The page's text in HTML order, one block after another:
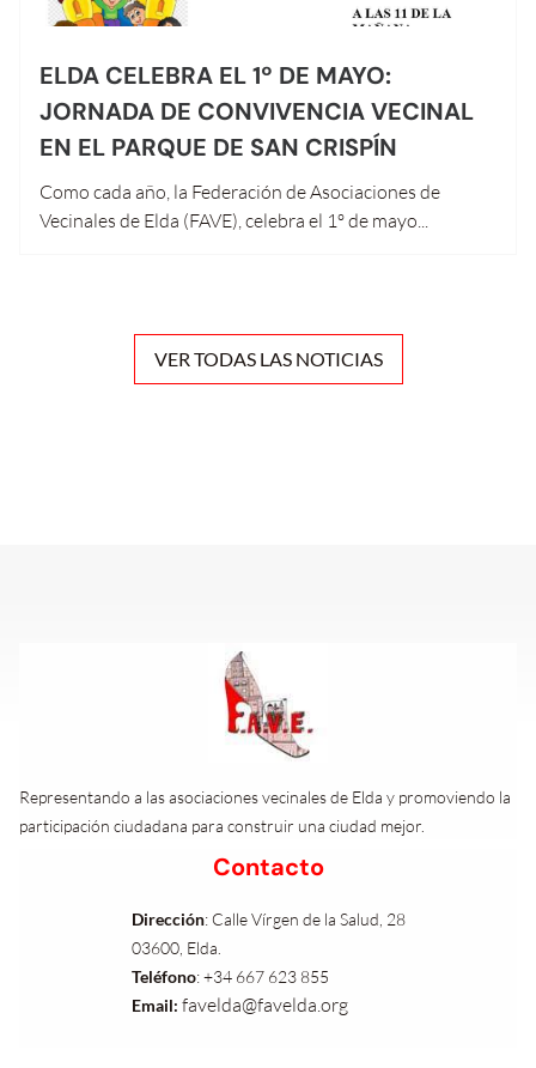
ELDA CELEBRA EL 1º DE MAYO:
JORNADA DE CONVIVENCIA VECINAL
EN EL PARQUE DE SAN CRISPÍN
Como cada año, la Federación de Asociaciones de
Vecinales de Elda (FAVE), celebra el 1º de mayo...
VER TODAS LAS NOTICIAS
Representando a las asociaciones vecinales de Elda y promoviendo la
participación ciudadana para construir una ciudad mejor.
Contacto
Dirección: Calle Vírgen de la Salud, 28
03600, Elda.
Teléfono:+34 667 623 855
Email: favelda@favelda.org